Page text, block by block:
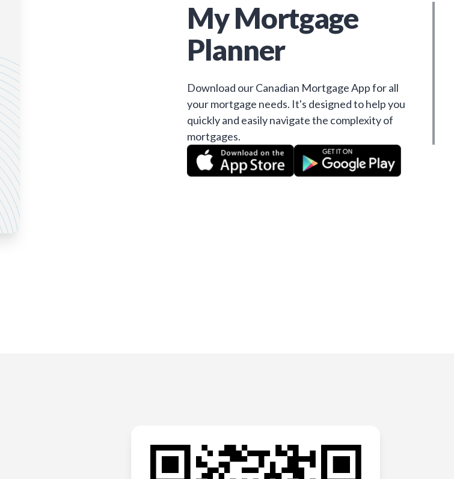
My Mortgage
Planner
Download our Canadian Mortgage App for all
your mortgage needs. It's designed to help you
quickly and easily navigate the complexity of
mortgages.